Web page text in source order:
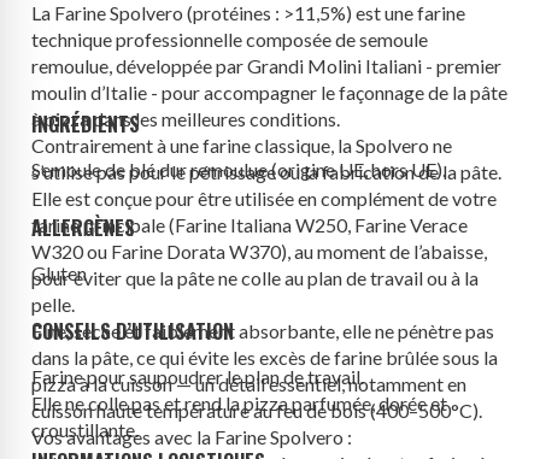
La Farine Spolvero (protéines : >11,5%) est une farine
technique professionnelle composée de semoule
remoulue, développée par Grandi Molini Italiani - premier
moulin d’Italie - pour accompagner le façonnage de la pâte
à pizza dans les meilleures conditions.
Contrairement à une farine classique, la Spolvero ne
s’utilise pas pour le pétrissage ou la fabrication de la pâte.
Elle est conçue pour être utilisée en complément de votre
farine principale (Farine Italiana W250, Farine Verace
W320 ou Farine Dorata W370), au moment de l’abaisse,
pour éviter que la pâte ne colle au plan de travail ou à la
pelle.
Fine, sèche et faiblement absorbante, elle ne pénètre pas
dans la pâte, ce qui évite les excès de farine brûlée sous la
pizza à la cuisson — un détail essentiel, notamment en
cuisson haute température au feu de bois (400–500°C).
Vos avantages avec la Farine Spolvero :
INGRÉDIENTS
Semoule deblédur remoulue (origine UE, hors UE).
ALLERGÈNES
Gluten
CONSEILS D’UTILISATION
Farine pour saupoudrer le plan de travail.
Elle ne colle pas et rend la pizza parfumée, dorée et
croustillante.